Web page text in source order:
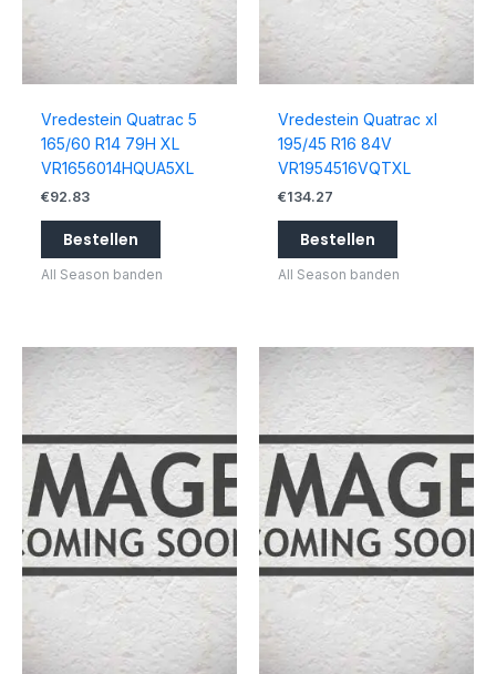
Vredestein Quatrac 5
165/60 R14 79H XL
VR1656014HQUA5XL
€92.83
Bestellen
All Season banden
Vredestein Quatrac xl
195/45 R16 84V
VR1954516VQTXL
€134.27
Bestellen
All Season banden